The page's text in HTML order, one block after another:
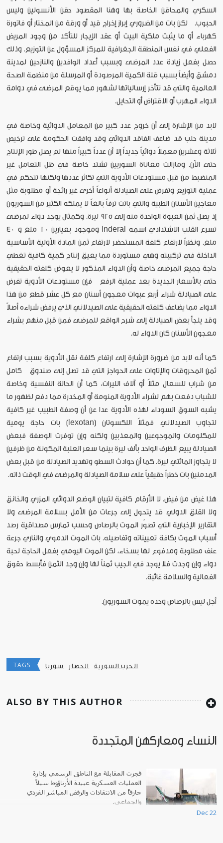
السكري والمحاقن الخاصة بها وهنا المقصود حقن الأنسولين وليس
الحبوب. لكن بات من الضروري إبراز إخراج قيد أو ورقة من المختار أو فاتورة
كهرباء أو ما يثبت ملكية البيت أو عقد الإيجار للتأكد من وجود المريض
الفعلي في نفس المنطقة الجغرافية للمركز المسؤول عن التوزيع. وذلك
حصل بفعل زيادة عدد المرضى وبسبب أعداد الوافدين والنازحين لمدينة
دمشق وأيضاً بسبب قلة الكمية المرصودة أو المرسلة من منظمة الصحة
العالمية والتي قد تتأخر إرسالياتها لشهور مما يوقع المرضى في دوامة
الدواء المهرب أو الاقتراض أو التحايل.
لابد من الإشارة إلى أن خروج عدد كبير من المعامل الدوائية وخاصة في
مدينة حلب قد ضاعف الفاقد الدوائي وقد وافقت الحكومة على ترخيص
ثلاثة وعشرين معملاً دوائياً جديداً إلا أن عدداً كبيراً منها لم يصل طور الإنتاج
حتى الآن. ومازالت معاناة السوريين تشتد خاصة في ظل التعامل غير
المنضبط من قبل مستودعات الأدوية التي تكاثر عددها ولكنها تتحكم في
عملية التوزيع وتفرض على الصيادلة أنواعاً أخرى غير رائجة أو مطلوبة مثل
معاجين الأسنان الطبية والتي باتت ترفاً بالغاً لا يملكه الكثير من السوريون
إذ يصل ثمن العبوة الواحدة منه إلى ٩٢٥ ليرة. وكمثال يوجد دواء لمرضى
تسرع القلب الاشتدادي اسمه Inderal وموجود بعيارين ١٠ ملغ و ٤٠
ملغ. ونظراً لارتفاع كلفة المستحضر لارتفاع ثمن المادة الأولية الأساسية
الداخلة في تركيبته وهي مستوردة مما يعيق إنتاج كمية كافية تغطي
حاجة جميع المرضى خاصة وأن الدواء المذكور لا يعوض كلفته الحقيقية
حتى بالأسعار الجديدة بعد عملية الرفع فإن مستودعات الأدوية تفرض
على الصيادلة شراء أربع عبوات معجون أسنان مع كل عشر قطع من هذا
الدواء مما يضاعف كلفته الحقيقية على الصيدلاني الذي يرفض شراءه أصلاً
وقد يلجأ بعض الصيادلة إلى شرح الواقع للمرضى فمن قبل منهم بشراء
معجون الأسنان كان الدواء له.
كما أنه لابد من ضرورة الإشارة إلى ارتفاع كلفة نقل الأدوية بسبب ارتفاع
ثمن المحروقات والإتاوات على الحواجز التي قد تصل إلى صندوق كامل
من شراب للسعال مثلاً أو آلاف الليرات، كما أن الحالة النفسية وخاصة
للشباب دفعت بهم لشراء الأدوية المنومة أو المخدرة مما دفع لظهور ما
يشبه السوق السوداء لهذه الأدوية عدا عن أن وصفة الطبيب غير كافية
لتجاوب الصيدلاني فمثلاً اللكسوتان (lexotan) بات حاجة يومية
للمكلومات والموجوعين والمعذبين ولكنه وإن توفرت الوصفة فبعض
الصيادلة يبيع الظرف الواحد بألف ليرة بينما سعر العلبة المكونة من ظرفين
لا يتجاوز المائتي ليرة. كما أن حوادث السطو وتهديد الصيادلة من قبل بعض
المدمنين بات خطراً حقيقياً على سلامة الصيادلة والمرضى في الوقت ذاته.
هذا غيض من فيض. لا الأرقام كافية لتبيان الوضع الدوائي المزري والخانق
ولا القلق الدولي قد يتحول إلى جرعات من الأمل بسلامة المرضى ولا
التقارير الإخبارية التي تصوّر الموت بالرصاص وحسب تمارس مصداقية رصد
أسباب الموت بكافة تعييناته وتفاصيله. بات الموت الدموي والناري جرعة
عنف مطلوبة ومدفوع لها بسخاء، لكن الموت اليومي بفعل الحاجة لحبة
دواء وإن وجدت فلا يوجد في الجيب ثمناً لها وإن وجد الثمن فأبسط حقوق
الفعالية والسلامة غائبة.
أجل ليس بالرصاص وحده يموت السوريون.
TAGS سوريا الحصار الحرب السورية
ALSO BY THIS AUTHOR
النساء ومعاركهن المتجددة
فجرت المقابلة مع الناطق الرسمي بإدارة
العمليات العسكرية عبيدة الأرناؤوط سيلاً
جارفاً من الانتقادات والرفض المباشر الفردي
والجماعي.
Dec 22